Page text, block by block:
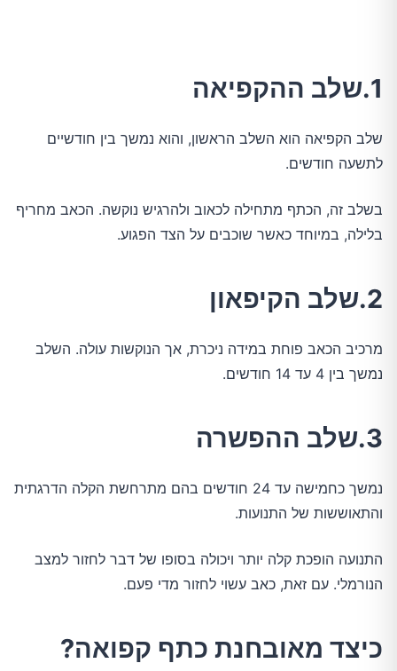
1.שלב ההקפיאה
שלב הקפיאה הוא השלב הראשון, והוא נמשך בין חודשיים
לתשעה חודשים.
בשלב זה, הכתף מתחילה לכאוב ולהרגיש נוקשה. הכאב מחריף
בלילה, במיוחד כאשר שוכבים על הצד הפגוע.
2.שלב הקיפאון
מרכיב הכאב פוחת במידה ניכרת, אך הנוקשות עולה. השלב
נמשך בין 4 עד 14 חודשים.
3.שלב ההפשרה
נמשך כחמישה עד 24 חודשים בהם מתרחשת הקלה הדרגתית
והתאוששות של התנועות.
התנועה הופכת קלה יותר ויכולה בסופו של דבר לחזור למצב
הנורמלי. עם זאת, כאב עשוי לחזור מדי פעם.
כיצד מאובחנת כתף קפואה?